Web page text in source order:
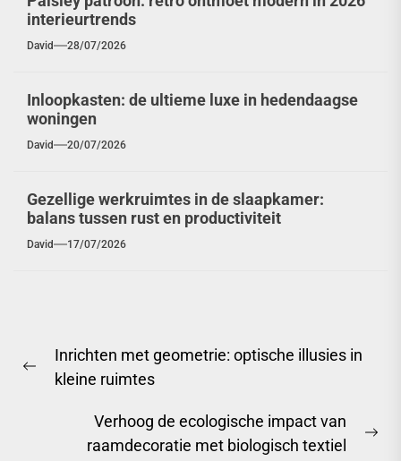
interieurtrends
David 28/07/2026
Inloopkasten: de ultieme luxe in hedendaagse
woningen
David 20/07/2026
Gezellige werkruimtes in de slaapkamer:
balans tussen rust en productiviteit
David 17/07/2026
Previous
Inrichten met geometrie: optische illusies in
kleine ruimtes
Verhoog de ecologische impact van
raamdecoratie met biologisch textiel